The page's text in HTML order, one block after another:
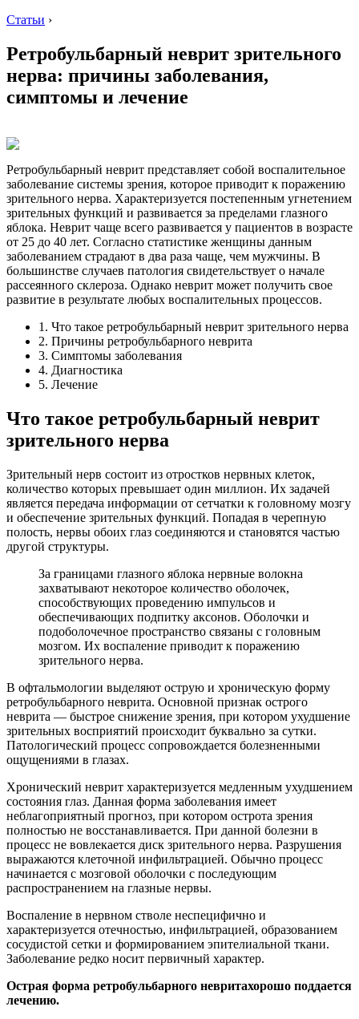
Статьи ›
Ретробульбарный неврит зрительного
нерва: причины заболевания,
симптомы и лечение
Ретробульбарный неврит представляет собой воспалительное
заболевание системы зрения, которое приводит к поражению
зрительного нерва. Характеризуется постепенным угнетением
зрительных функций и развивается за пределами глазного
яблока. Неврит чаще всего развивается у пациентов в возрасте
от 25 до 40 лет. Согласно статистике женщины данным
заболеванием страдают в два раза чаще, чем мужчины. В
большинстве случаев патология свидетельствует о начале
рассеянного склероза. Однако неврит может получить свое
развитие в результате любых воспалительных процессов.
1. Что такое ретробульбарный неврит зрительного нерва
2. Причины ретробульбарного неврита
3. Симптомы заболевания
4. Диагностика
5. Лечение
Что такое ретробульбарный неврит
зрительного нерва
Зрительный нерв состоит из отростков нервных клеток,
количество которых превышает один миллион. Их задачей
является передача информации от сетчатки к головному мозгу
и обеспечение зрительных функций. Попадая в черепную
полость, нервы обоих глаз соединяются и становятся частью
другой структуры.
За границами глазного яблока нервные волокна
захватывают некоторое количество оболочек,
способствующих проведению импульсов и
обеспечивающих подпитку аксонов. Оболочки и
подоболочечное пространство связаны с головным
мозгом. Их воспаление приводит к поражению
зрительного нерва.
В офтальмологии выделяют острую и хроническую форму
ретробульбарного неврита. Основной признак острого
неврита — быстрое снижение зрения, при котором ухудшение
зрительных восприятий происходит буквально за сутки.
Патологический процесс сопровождается болезненными
ощущениями в глазах.
Хронический неврит характеризуется медленным ухудшением
состояния глаз. Данная форма заболевания имеет
неблагоприятный прогноз, при котором острота зрения
полностью не восстанавливается. При данной болезни в
процесс не вовлекается диск зрительного нерва. Разрушения
выражаются клеточной инфильтрацией. Обычно процесс
начинается с мозговой оболочки с последующим
распространением на глазные нервы.
Воспаление в нервном стволе неспецифично и
характеризуется отечностью, инфильтрацией, образованием
сосудистой сетки и формированием эпителиальной ткани.
Заболевание редко носит первичный характер.
Острая форма ретробульбарного невритахорошо поддается
лечению.